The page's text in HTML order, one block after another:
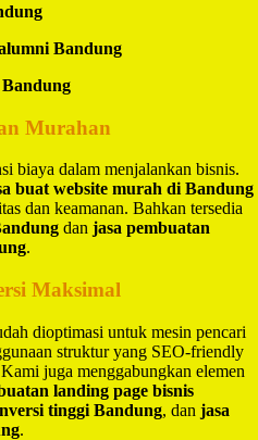
Bandung
Murahan
biaya dalam menjalankan bisnis.
buat website murah di Bandung
dan keamanan. Bahkan tersedia
dan jasa pembuatan
.
Maksimal
dioptimasi untuk mesin pencari
struktur yang SEO-friendly
juga menggabungkan elemen
landing page bisnis
tinggi Bandung, dan jasa
.